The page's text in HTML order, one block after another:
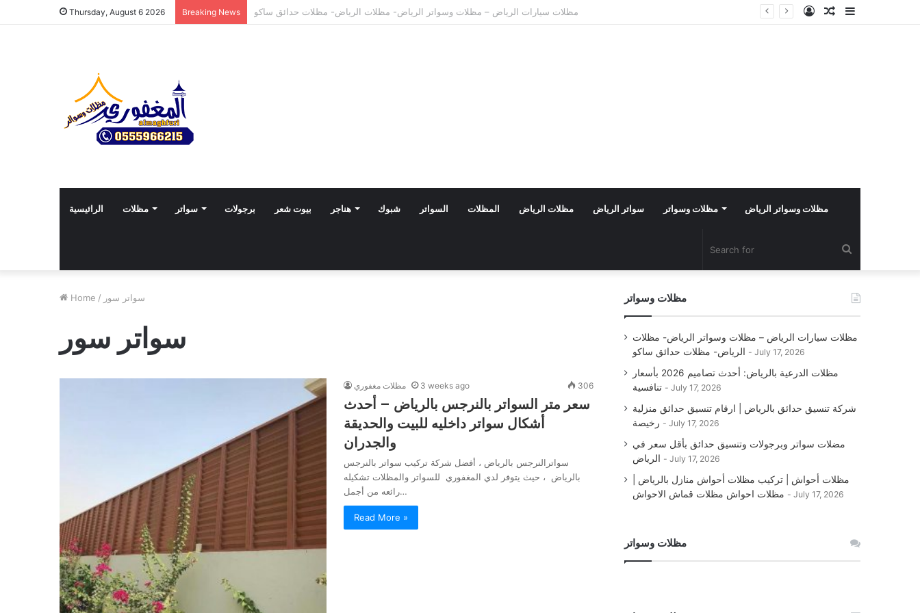
Thursday, August 6 2026 Breaking News مظلات الدرعية بالرياض: أحدث تصاميم 2026 بأسعار تنافسية Sidebar
Random
Log
الرائيسية مظلات سواتر برجولات بيوت شعر هناجر شبوك السواتر المظلات مظلات الرياض سواتر الرياض مظلات وسواتر مظلات وسواتر الرياض
for
Home / سواتر سور
سواتر سور
مظلات مغفوري 3 weeks ago 306
سعر متر السواتر بالنرجس بالرياض – أحدث
أشكال سواتر داخليه للبيت والحديقة
والجدران
سواترالنرجس بالرياض ، أفضل شركة تركيب سواتر بالنرجس
بالرياض ، حيث يتوفر لدي المغفوري للسواتر والمظلات تشكيله
رائعه من أجمل…
Read More »
مظلات وسواتر
مظلات سيارات الرياض – مظلات وسواتر الرياض- مظلات
الرياض- مظلات حدائق ساكو
July 17, 2026
مظلات الدرعية بالرياض: أحدث تصاميم 2026 بأسعار
تنافسية
July 17, 2026
شركة تنسيق حدائق بالرياض | ارقام تنسيق حدائق منزلية
رخيصة
July 17, 2026
مضلات سواتر وبرجولات وتنسيق حدائق بأقل سعر في
الرياض
July 17, 2026
مظلات أحواش | تركيب مظلات أحواش منازل بالرياض |
مظلات احواش مظلات قماش الاحواش
July 17, 2026
مظلات وسواتر